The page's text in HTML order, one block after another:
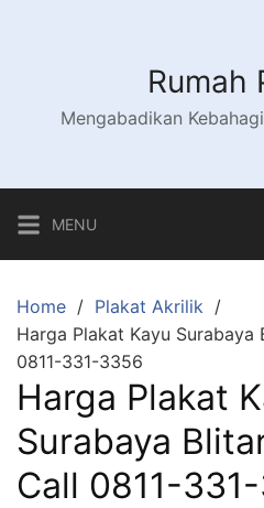
Rumah
Mengabadikan
MENU
Home
Plakat Akrilik
Harga Plakat Kayu Surabaya
0811-331-3356
Harga Plakat
Surabaya
Call 0811-